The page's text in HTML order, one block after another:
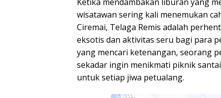
wisatawan sering kali menemukan
Ciremai, Telaga Remis adalah
eksotis dan aktivitas seru bagi para
yang mencari ketenangan, seorang
sekadar ingin menikmati piknik
untuk setiap jiwa petualang.